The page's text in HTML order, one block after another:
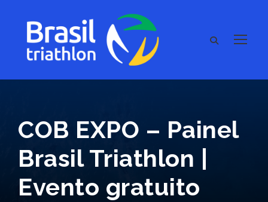
COB EXPO – Painel
Brasil Triathlon |
Evento gratuito